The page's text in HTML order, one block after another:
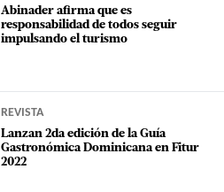
Abinader afirma que es
responsabilidad de todos seguir
impulsando el turismo
REVISTA
Lanzan 2da edición de la Guía
Gastronómica Dominicana en Fitur
2022